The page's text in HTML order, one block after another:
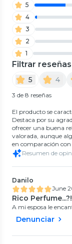
5
4
3
2
1
Filtrar
5 4
3 de 8 reseñas
El producto se
Destaca por su
ofrecer una buena
valorada, aunque
en comparación con
Resumen de
Danilo
June
Rico Perfume...?!
A mi esposa le
Denunciar